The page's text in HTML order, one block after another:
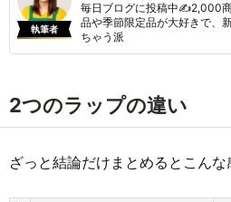
執筆者
毎日ブログに投稿中✍2,000
品や季節限定品が大好きで、
ちゃう派
2つのラップの違い
ざっと結論だけまとめるとこんな